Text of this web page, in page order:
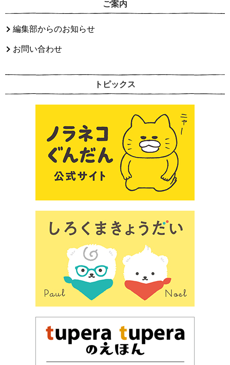
ご案内
編集部からのお知らせ
お問い合わせ
トピックス